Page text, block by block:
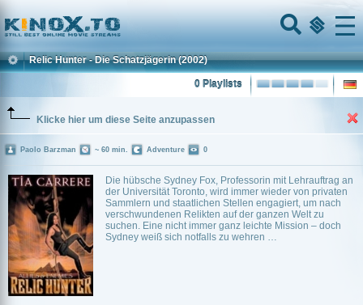
Home
Menu
Relic Hunter - Die Schatzjägerin (2002)
0 Playlists
Klicke hier um diese Seite anzupassen
Die hübsche Sydney Fox, Professorin mit Lehrauftrag an
der Universität Toronto, wird immer wieder von privaten
Sammlern und staatlichen Stellen engagiert, um nach
verschwundenen Relikten auf der ganzen Welt zu
suchen. Eine nicht immer ganz leichte Mission – doch
Sydney weiß sich notfalls zu wehren …
Paolo Barzman ~ 60 min. Adventure 0